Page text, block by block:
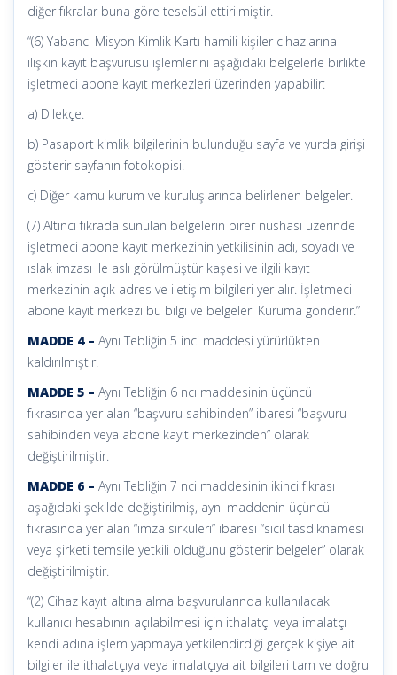
diğer fıkralar buna göre teselsül ettirilmiştir.
“(6) Yabancı Misyon Kimlik Kartı hamili kişiler cihazlarına
ilişkin kayıt başvurusu işlemlerini aşağıdaki belgelerle birlikte
işletmeci abone kayıt merkezleri üzerinden yapabilir:
a) Dilekçe.
b) Pasaport kimlik bilgilerinin bulunduğu sayfa ve yurda girişi
gösterir sayfanın fotokopisi.
c) Diğer kamu kurum ve kuruluşlarınca belirlenen belgeler.
(7) Altıncı fıkrada sunulan belgelerin birer nüshası üzerinde
işletmeci abone kayıt merkezinin yetkilisinin adı, soyadı ve
ıslak imzası ile aslı görülmüştür kaşesi ve ilgili kayıt
merkezinin açık adres ve iletişim bilgileri yer alır. İşletmeci
abone kayıt merkezi bu bilgi ve belgeleri Kuruma gönderir.”
MADDE 4 – Aynı Tebliğin 5 inci maddesi yürürlükten
kaldırılmıştır.
MADDE 5 – Aynı Tebliğin 6 ncı maddesinin üçüncü
fıkrasında yer alan “başvuru sahibinden” ibaresi “başvuru
sahibinden veya abone kayıt merkezinden” olarak
değiştirilmiştir.
MADDE 6 – Aynı Tebliğin 7 nci maddesinin ikinci fıkrası
aşağıdaki şekilde değiştirilmiş, aynı maddenin üçüncü
fıkrasında yer alan “imza sirküleri” ibaresi “sicil tasdiknamesi
veya şirketi temsile yetkili olduğunu gösterir belgeler” olarak
değiştirilmiştir.
“(2) Cihaz kayıt altına alma başvurularında kullanılacak
kullanıcı hesabının açılabilmesi için ithalatçı veya imalatçı
kendi adına işlem yapmaya yetkilendirdiği gerçek kişiye ait
bilgiler ile ithalatçıya veya imalatçıya ait bilgileri tam ve doğru